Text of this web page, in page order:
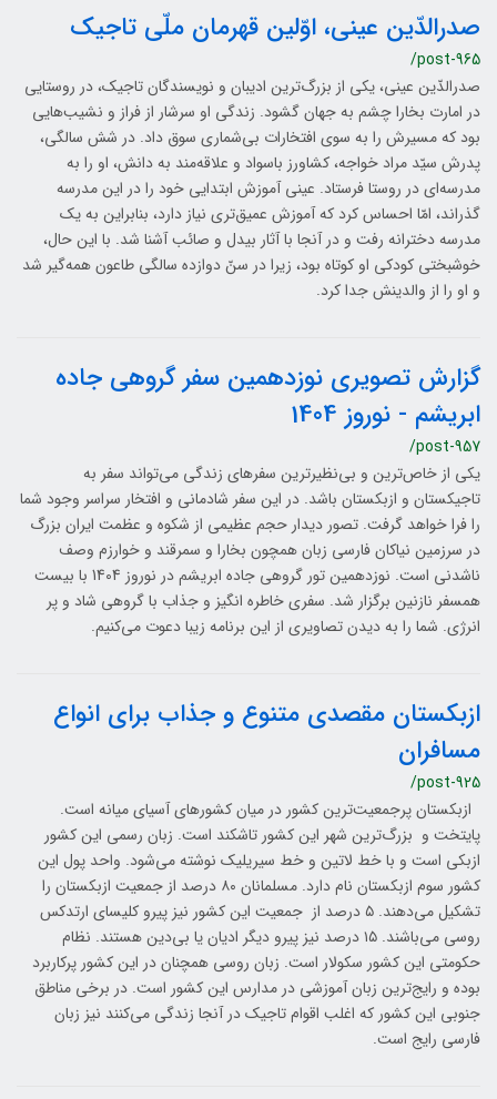
صدرالدّین عینی، اوّلین قهرمان ملّی تاجیک
/post-965
صدرالدّین عینی، یکی از بزرگ‌ترین ادیبان و نویسندگان تاجیک، در روستایی
در امارت بخارا چشم به جهان گشود. زندگی او سرشار از فراز و نشیب‌هایی
بود که مسیرش را به سوی افتخارات بی‌شماری سوق داد. در شش سالگی،
پدرش سیّد مراد خواجه، کشاورز باسواد و علاقه‌مند به دانش، او را به
مدرسه‌ای در روستا فرستاد. عینی آموزش ابتدایی خود را در این مدرسه
گذراند، امّا احساس کرد که آموزش عمیق‌تری نیاز دارد، بنابراین به یک
مدرسه دخترانه رفت و در آنجا با آثار بیدل و صائب آشنا شد. با این حال،
خوشبختی کودکی او کوتاه بود، زیرا در سنّ دوازده سالگی طاعون همه‌گیر شد
و او را از والدینش جدا کرد.
گزارش تصویری نوزدهمین سفر گروهی جاده
ابریشم - نوروز 1404
/post-957
یکی از خاص‌ترین و بی‌نظیرترین سفرهای زندگی می‌تواند سفر به
تاجیکستان و ازبکستان باشد. در این سفر شادمانی و افتخار سراسر وجود شما
را فرا خواهد گرفت. تصور دیدار حجم عظیمی از شکوه و عظمت ایران بزرگ
در سرزمین نیاکان فارسی زبان همچون بخارا و سمرقند و خوارزم وصف
ناشدنی است. نوزدهمین تور گروهی جاده ابریشم در نوروز 1404 با بیست
همسفر نازنین برگزار شد. سفری خاطره انگیز و جذاب با گروهی شاد و پر
انرژی. شما را به دیدن تصاویری از این برنامه زیبا دعوت می‌کنیم.
ازبکستان مقصدی متنوع و جذاب برای انواع
مسافران
/post-925
ازبکستان پرجمعیت‌ترین کشور در میان کشورهای آسیای میانه است.
پایتخت و بزرگ‌ترین شهر این کشور تاشکند است. زبان رسمی این کشور
ازبکی است و با خط لاتین و خط سیریلیک نوشته می‌شود. واحد پول این
کشور سوم ازبکستان نام دارد. مسلمانان ۸۰ درصد از جمعیت ازبکستان را
تشکیل می‌دهند. ۵ درصد از جمعیت این کشور نیز پیرو کلیسای ارتدکس
روسی می‌باشند. ۱۵ درصد نیز پیرو دیگر ادیان یا بی‌دین هستند. نظام
حکومتی این کشور سکولار است. زبان روسی همچنان در این کشور پرکاربرد
بوده و رایج‌ترین زبان آموزشی در مدارس این کشور است. در برخی مناطق
جنوبی این کشور که اغلب اقوام تاجیک در آنجا زندگی می‌کنند نیز زبان
فارسی رایج است.